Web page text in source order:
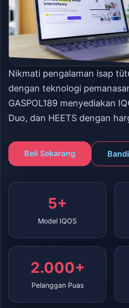
Nikmati pengalaman isap
dengan teknologi
GASPOL189 menyediakan
Duo, dan HEETS dengan
Beli Sekarang
5+
Model IQOS
2.000+
Pelanggan Puas